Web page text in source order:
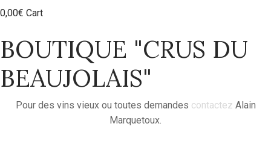
0,00€ Cart
BOUTIQUE "CRUS DU
BEAUJOLAIS"
Pour des vins vieux ou toutes demandes contactez Alain
Marquetoux.